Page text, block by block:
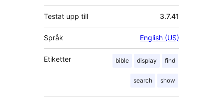
Testat upp till 3.7.41
Språk English (US)
Etiketter bible display find
search show